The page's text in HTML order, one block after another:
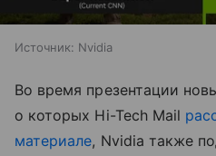
Источник: Nvidia
Во время презентации
о которых Hi-Tech Mail
материале, Nvidia также